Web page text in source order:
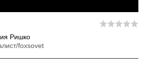
Ришко
foxsovet